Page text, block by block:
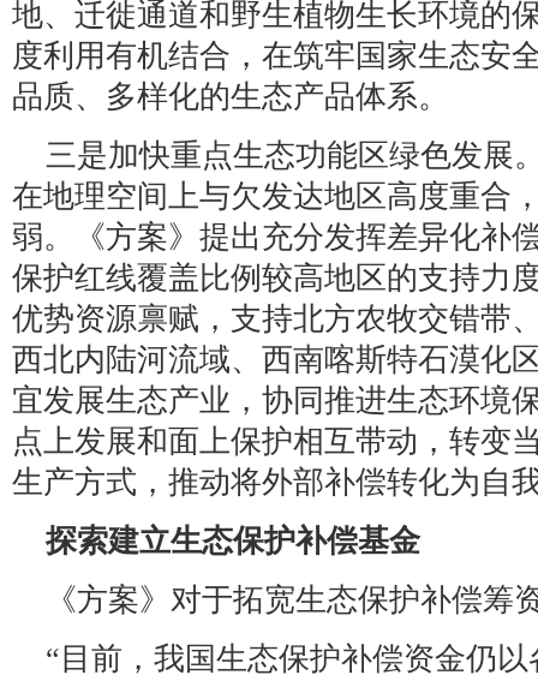
地、迁徙通道和野生植物生长环境的
度利用有机结合，在筑牢国家生态安
品质、多样化的生态产品体系。
三是加快重点生态功能区绿色发展
在地理空间上与欠发达地区高度重合
弱。《方案》提出充分发挥差异化补
保护红线覆盖比例较高地区的支持力
优势资源禀赋，支持北方农牧交错带
西北内陆河流域、西南喀斯特石漠化
宜发展生态产业，协同推进生态环境
点上发展和面上保护相互带动，转变
生产方式，推动将外部补偿转化为自
探索建立生态保护补偿基金
《方案》对于拓宽生态保护补偿筹
“目前，我国生态保护补偿资金仍